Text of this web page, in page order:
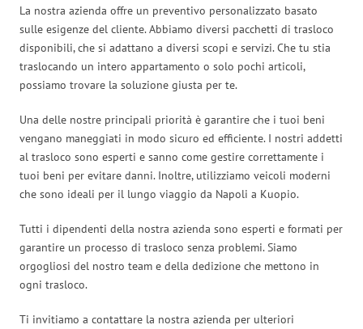
La nostra azienda offre un preventivo personalizzato basato
sulle esigenze del cliente. Abbiamo diversi pacchetti di trasloco
disponibili, che si adattano a diversi scopi e servizi. Che tu stia
traslocando un intero appartamento o solo pochi articoli,
possiamo trovare la soluzione giusta per te.
Una delle nostre principali priorità è garantire che i tuoi beni
vengano maneggiati in modo sicuro ed efficiente. I nostri addetti
al trasloco sono esperti e sanno come gestire correttamente i
tuoi beni per evitare danni. Inoltre, utilizziamo veicoli moderni
che sono ideali per il lungo viaggio da Napoli a Kuopio.
Tutti i dipendenti della nostra azienda sono esperti e formati per
garantire un processo di trasloco senza problemi. Siamo
orgogliosi del nostro team e della dedizione che mettono in
ogni trasloco.
Ti invitiamo a contattare la nostra azienda per ulteriori